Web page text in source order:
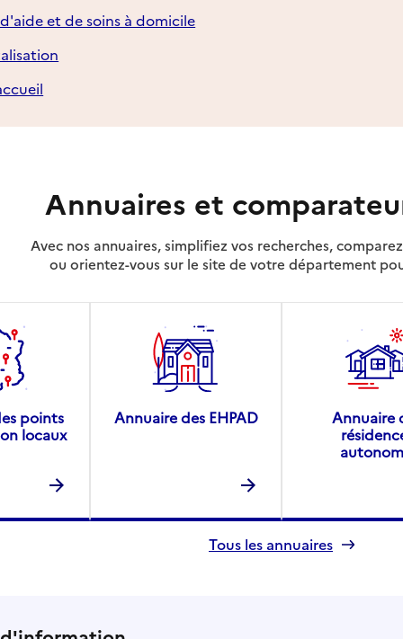
et de soins à domicile
Annuaires et
Avec nos annuaires, simplifiez vos recherches,
ou orientez-vous sur le site de votre département
points
locaux
Annuaire des EHPAD
Annuaire
Tous les annuaires